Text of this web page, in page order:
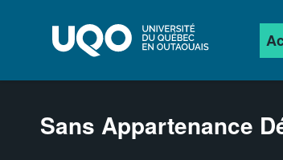
Sans Appartenance